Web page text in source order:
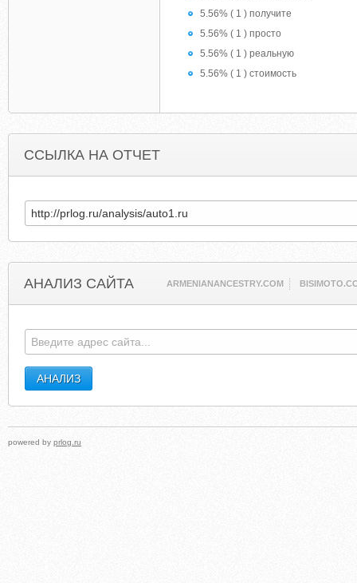
5.56% ( 1 ) получите
5.56% ( 1 ) просто
5.56% ( 1 ) реальную
5.56% ( 1 ) стоимость
ССЫЛКА НА ОТЧЕТ
АНАЛИЗ САЙТА ARMENIANANCESTRY.COM
powered by prlog.ru